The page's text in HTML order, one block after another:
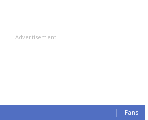
- Advertisement -
Fans